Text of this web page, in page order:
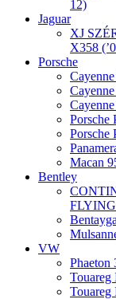
12)
Jaguar
XJ
X358
Porsche
Porsche
Porsche
Macan
Bentley
FLYING
VW
Phaeton
Touareg
Touareg